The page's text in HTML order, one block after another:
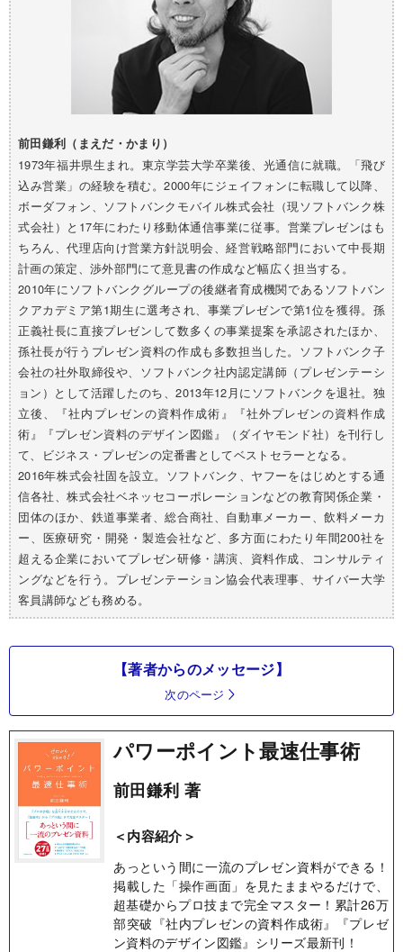
前田鎌利（まえだ・かまり）
1973年福井県生まれ。東京学芸大学卒業後、光通信に就職。「飛び
込み営業」の経験を積む。2000年にジェイフォンに転職して以降、
ボーダフォン、ソフトバンクモバイル株式会社（現ソフトバンク株
式会社）と17年にわたり移動体通信事業に従事。営業プレゼンはも
ちろん、代理店向け営業方針説明会、経営戦略部門において中長期
計画の策定、渉外部門にて意見書の作成など幅広く担当する。
2010年にソフトバンクグループの後継者育成機関であるソフトバン
クアカデミア第1期生に選考され、事業プレゼンで第1位を獲得。孫
正義社長に直接プレゼンして数多くの事業提案を承認されたほか、
孫社長が行うプレゼン資料の作成も多数担当した。ソフトバンク子
会社の社外取締役や、ソフトバンク社内認定講師（プレゼンテーシ
ョン）として活躍したのち、2013年12月にソフトバンクを退社。独
立後、『社内プレゼンの資料作成術』『社外プレゼンの資料作成
術』『プレゼン資料のデザイン図鑑』（ダイヤモンド社）を刊行し
て、ビジネス・プレゼンの定番書としてベストセラーとなる。
2016年株式会社固を設立。ソフトバンク、ヤフーをはじめとする通
信各社、株式会社ベネッセコーポレーションなどの教育関係企業・
団体のほか、鉄道事業者、総合商社、自動車メーカー、飲料メーカ
ー、医療研究・開発・製造会社など、多方面にわたり年間200社を
超える企業においてプレゼン研修・講演、資料作成、コンサルティ
ングなどを行う。プレゼンテーション協会代表理事、サイバー大学
客員講師なども務める。
【著者からのメッセージ】
次のページ
パワーポイント最速仕事術
前田鎌利 著
＜内容紹介＞
あっという間に一流のプレゼン資料ができる！
掲載した「操作画面」を見たままやるだけで、
超基礎からプロ技まで完全マスター！累計26万
部突破『社内プレゼンの資料作成術』『プレゼ
ン資料のデザイン図鑑』シリーズ最新刊！